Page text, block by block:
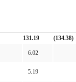
131.19 (134.38)
6.02
5.19